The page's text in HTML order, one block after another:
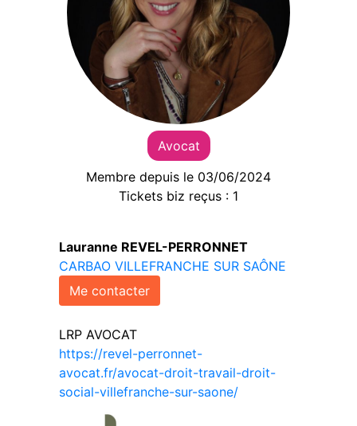
Avocat
Membre depuis le 03/06/2024
Tickets biz reçus : 1
Lauranne REVEL-PERRONNET
CARBAO VILLEFRANCHE SUR SAÔNE
Me contacter
LRP AVOCAT
https://revel-perronnet-
avocat.fr/avocat-droit-travail-droit-
social-villefranche-sur-saone/